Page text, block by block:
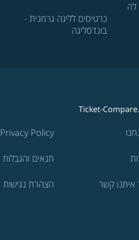
לה
כרטיסים לליגה גרמנית -
בונדסליגה
Ticket-
איתנו קשר
Privacy Policy
תנאים והגבלות
הצהרת נגישות